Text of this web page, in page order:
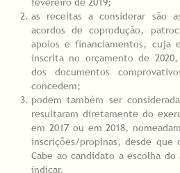
as receitas a considerar são
acordos de coprodução,
apoios e financiamentos, cuja
inscrita no orçamento de 2020,
dos documentos
concedem;
podem também ser
resultaram diretamente do
em 2017 ou em 2018,
inscrições/propinas, desde que
Cabe ao candidato a escolha
indicar.